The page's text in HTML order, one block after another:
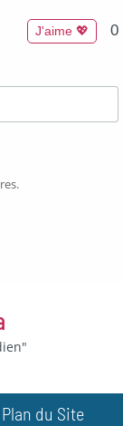
J'aime 💖 0
Plan du Site